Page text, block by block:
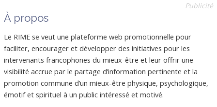
Publicité
À propos
Le RIME se veut une plateforme web promotionnelle pour
faciliter, encourager et développer des initiatives pour les
intervenants francophones du mieux-être et leur offrir une
visibilité accrue par le partage d’information pertinente et la
promotion commune d’un mieux-être physique, psychologique,
émotif et spirituel à un public intéressé et motivé.